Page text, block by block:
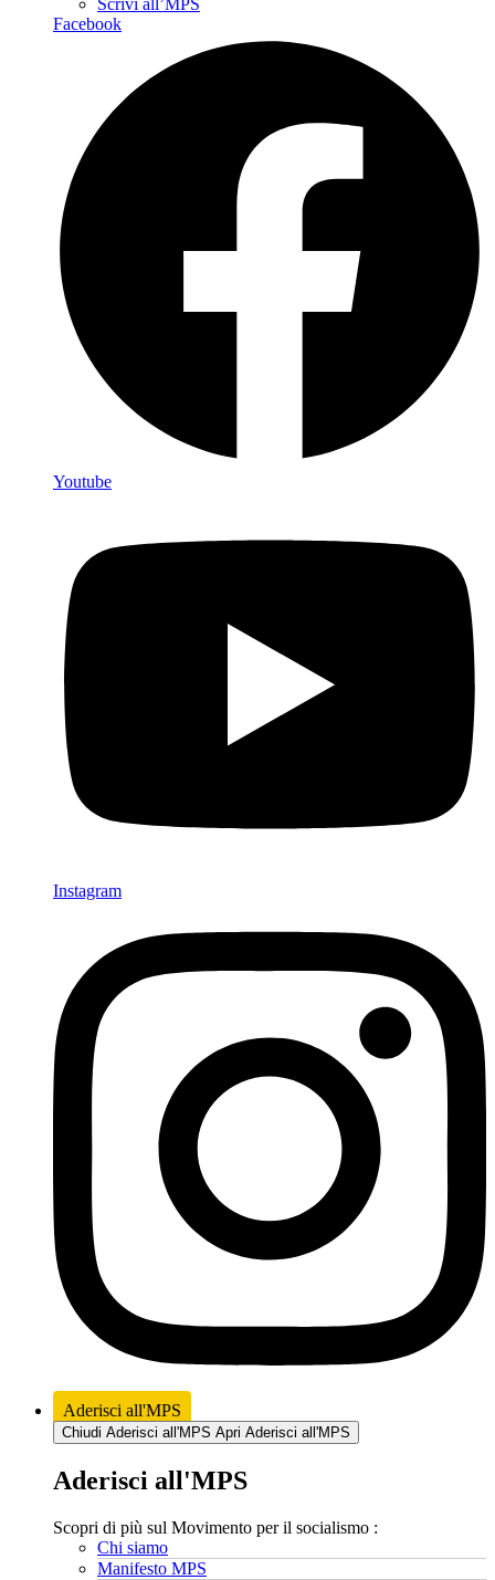
Facebook
Youtube
Instagram
Aderisci all'MPS
Chiudi Aderisci all'MPS Apri Aderisci all'MPS
Aderisci all'MPS
Scopri di più sul Movimento per il socialismo :
Chi siamo
Manifesto MPS